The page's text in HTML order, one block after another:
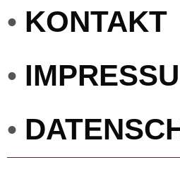
• KONTAKT
•
•